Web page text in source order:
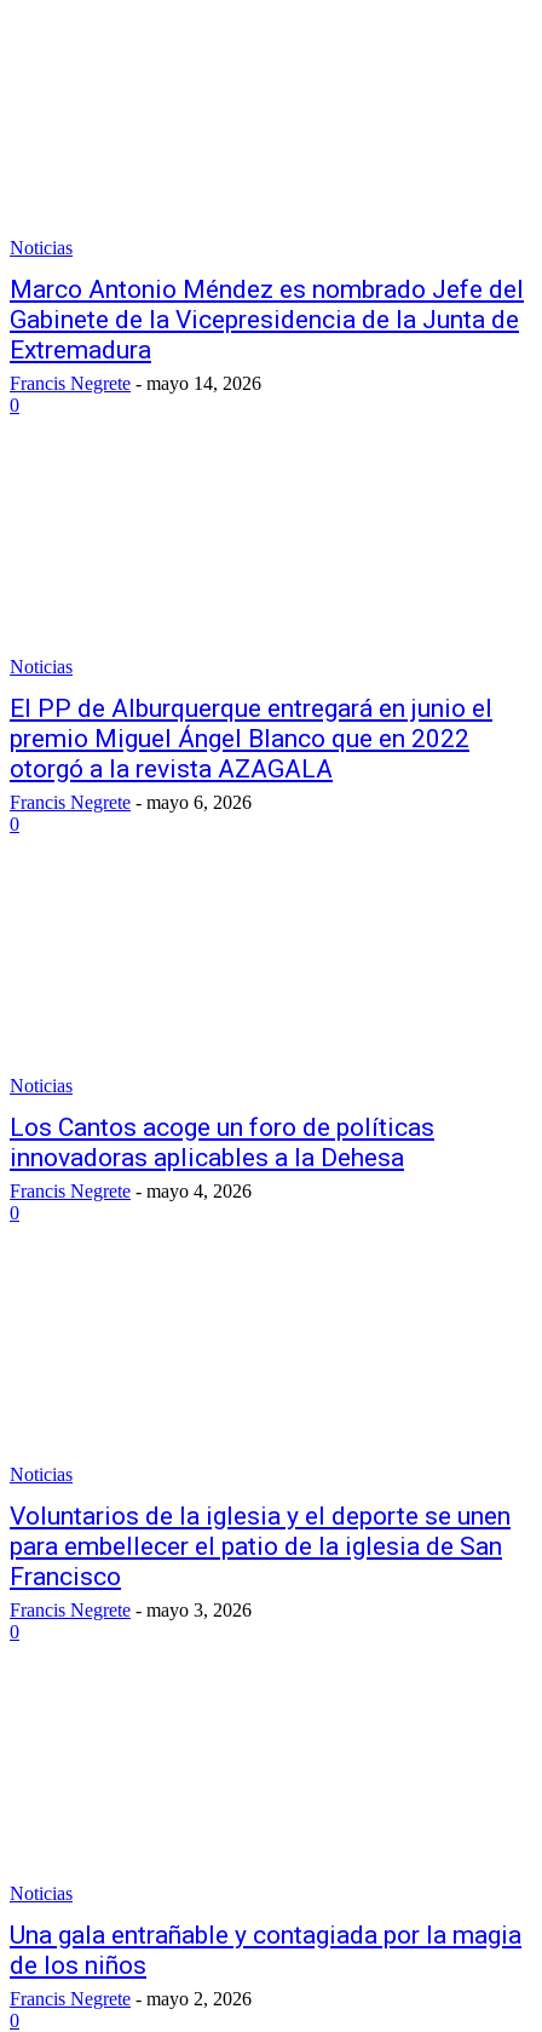
Noticias
Marco Antonio Méndez es nombrado Jefe del
Gabinete de la Vicepresidencia de la Junta de
Extremadura
Francis Negrete - mayo 14, 2026
0
Noticias
El PP de Alburquerque entregará en junio el
premio Miguel Ángel Blanco que en 2022
otorgó a la revista AZAGALA
Francis Negrete - mayo 6, 2026
0
Noticias
Los Cantos acoge un foro de políticas
innovadoras aplicables a la Dehesa
Francis Negrete - mayo 4, 2026
0
Noticias
Voluntarios de la iglesia y el deporte se unen
para embellecer el patio de la iglesia de San
Francisco
Francis Negrete - mayo 3, 2026
0
Noticias
Una gala entrañable y contagiada por la magia
de los niños
Francis Negrete - mayo 2, 2026
0